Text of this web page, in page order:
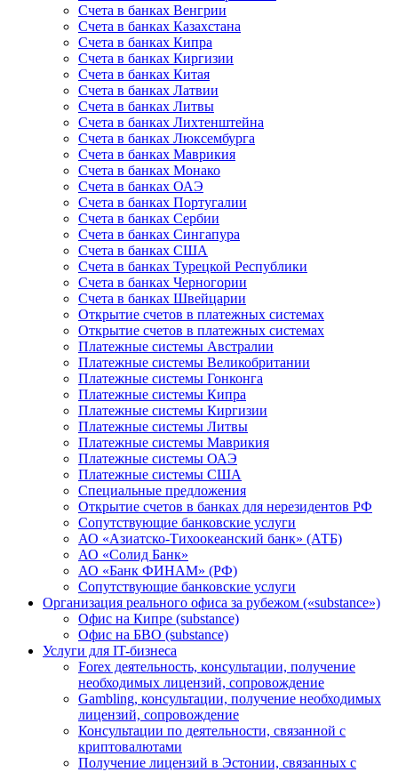
Счета в банках Венгрии
Счета в банках Казахстана
Счета в банках Кипра
Счета в банках Киргизии
Счета в банках Китая
Счета в банках Латвии
Счета в банках Литвы
Счета в банках Лихтенштейна
Счета в банках Люксембурга
Счета в банках Маврикия
Счета в банках Монако
Счета в банках ОАЭ
Счета в банках Португалии
Счета в банках Сербии
Счета в банках Сингапура
Счета в банках США
Счета в банках Турецкой Республики
Счета в банках Черногории
Счета в банках Швейцарии
Открытие счетов в платежных системах
Открытие счетов в платежных системах
Платежные системы Австралии
Платежные системы Великобритании
Платежные системы Гонконга
Платежные системы Кипра
Платежные системы Киргизии
Платежные системы Литвы
Платежные системы Маврикия
Платежные системы ОАЭ
Платежные системы США
Специальные предложения
Открытие счетов в банках для нерезидентов РФ
Сопутствующие банковские услуги
АО «Азиатско-Тихоокеанский банк» (АТБ)
АО «Солид Банк»
АО «Банк ФИНАМ» (РФ)
Сопутствующие банковские услуги
Организация реального офиса за рубежом («substance»)
Офис на Кипре (substance)
Офис на БВО (substance)
Услуги для IT-бизнеса
Forex деятельность, консультации, получение
необходимых лицензий, сопровождение
Gambling, консультации, получение необходимых
лицензий, сопровождение
Консультации по деятельности, связанной с
криптовалютами
Получение лицензий в Эстонии, связанных с